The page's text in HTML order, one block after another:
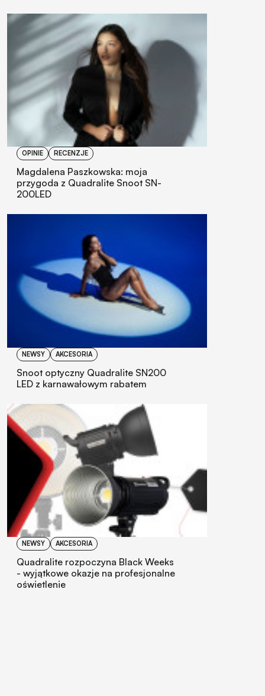
OPINIE RECENZJE
Magdalena Paszkowska: moja
przygoda z Quadralite Snoot SN-
200LED
NEWSY AKCESORIA
Snoot optyczny Quadralite SN200
LED z karnawałowym rabatem
NEWSY AKCESORIA
Quadralite rozpoczyna Black Weeks
- wyjątkowe okazje na profesjonalne
oświetlenie